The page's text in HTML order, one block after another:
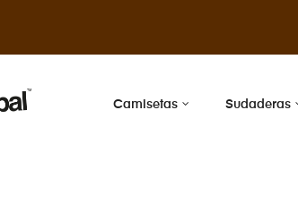
Camisetas Sudaderas